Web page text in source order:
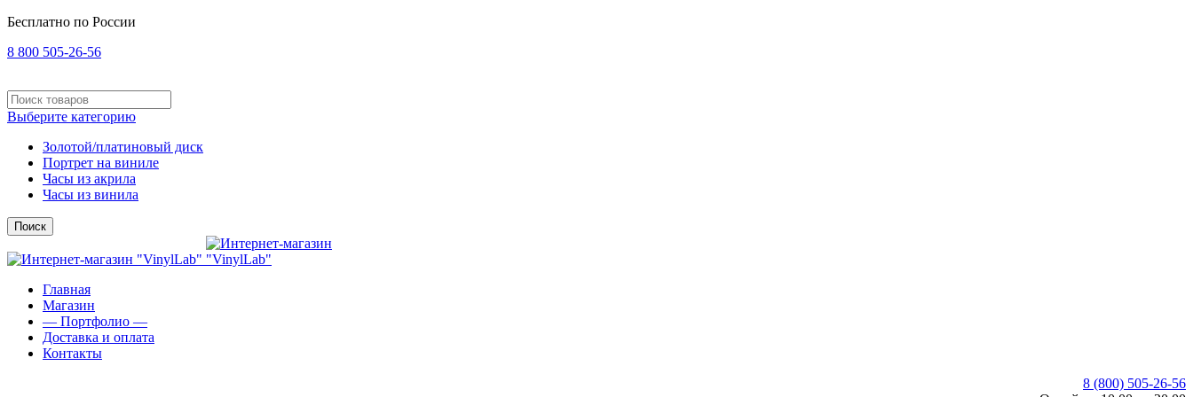
Бесплатно по России
8 800 505-26-56
Выберите категорию
Золотой/платиновый диск
Портрет на виниле
Часы из акрила
Часы из винила
Поиск
Главная
Магазин
— Портфолио —
Доставка и оплата
Контакты
8 (800) 505-26-56